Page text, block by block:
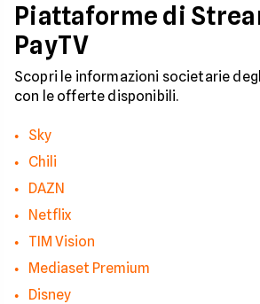
Piattaforme di
PayTV
Scopri le informazioni societarie
con le offerte disponibili.
Sky
Chili
DAZN
Netflix
TIM Vision
Mediaset Premium
Disney